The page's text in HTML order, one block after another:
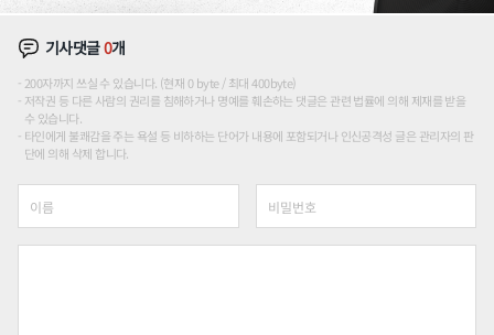
기사댓글0개
200자까지 쓰실 수 있습니다. (현재 0 byte / 최대 400byte)
저작권 등 다른 사람의 권리를 침해하거나 명예를 훼손하는 댓글은 관련 법률에 의해 제재를 받을
수 있습니다.
타인에게 불쾌감을 주는 욕설 등 비하하는 단어가 내용에 포함되거나 인신공격성 글은 관리자의 판
단에 의해 삭제 합니다.